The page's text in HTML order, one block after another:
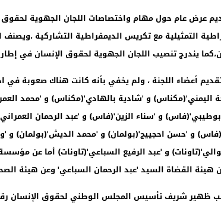
عرض عام حول مهام واختصاصات اللجان الجهوية
التمثيلية مع تكريس الديمقراطية التشاركية ،ويصنف
يندرج تنصيب اللجان الجهوية لحقوق الإنسان في
أعضاء اللجنة ، ولم يخفي بأنه كانت هناك صعوبة في
و 'شادية بالهادي'(مكناس) و 'محمد
و 'سناء الزين'(فاس) و 'عبد الرحمان
و 'حسن احجييج'(بولمان) و 'محمد الديش'(بولمان) و
و 'عبد الرفيع السباعي'(تاونات) أما عن
هيئة القضاة السيد 'عبد الرحمان السباعي' وعن هيئة
ظهير شريف تأسيس المجلس الوطني لحقوق الإنسان